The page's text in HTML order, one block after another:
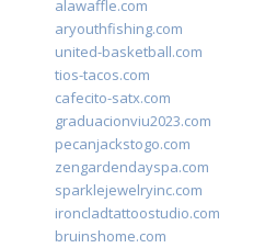
alawaffle.com
aryouthfishing.com
united-basketball.com
tios-tacos.com
cafecito-satx.com
graduacionviu2023.com
pecanjackstogo.com
zengardendayspa.com
sparklejewelryinc.com
ironcladtattoostudio.com
bruinshome.com